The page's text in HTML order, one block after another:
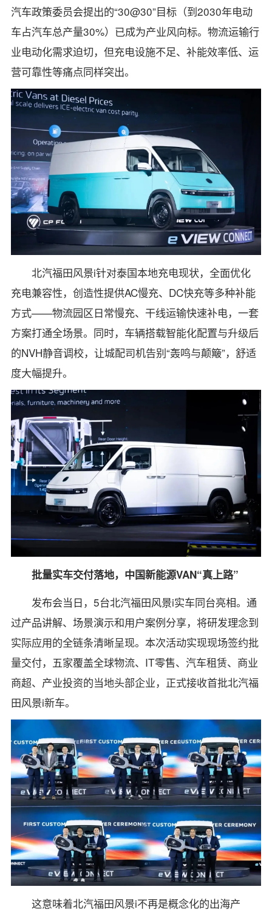
汽车政策委员会提出的“30@30”目标（到2030年电动
车占汽车总产量30%）已成为产业风向标。物流运输行
业电动化需求迫切，但充电设施不足、补能效率低、运
营可靠性等痛点同样突出。
北汽福田风景i针对泰国本地充电现状，全面优化
充电兼容性，创造性提供AC慢充、DC快充等多种补能
方式——物流园区日常慢充、干线运输快速补电，一套
方案打通全场景。同时，车辆搭载智能化配置与升级后
的NVH静音调校，让城配司机告别“轰鸣与颠簸”，舒适
度大幅提升。
批量实车交付落地，中国新能源VAN“真上路”
发布会当日，5台北汽福田风景i实车同台亮相。通
过产品讲解、场景演示和用户案例分享，将研发理念到
实际应用的全链条清晰呈现。本次活动实现现场签约批
量交付，五家覆盖全球物流、IT零售、汽车租赁、商业
商超、产业投资的当地头部企业，正式接收首批北汽福
田风景i新车。
这意味着北汽福田风景i不再是概念化的出海产